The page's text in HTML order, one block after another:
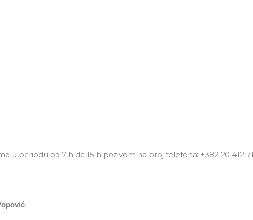
u periodu od 7 h do 15 h pozivom na broj telefona: +382 20 412